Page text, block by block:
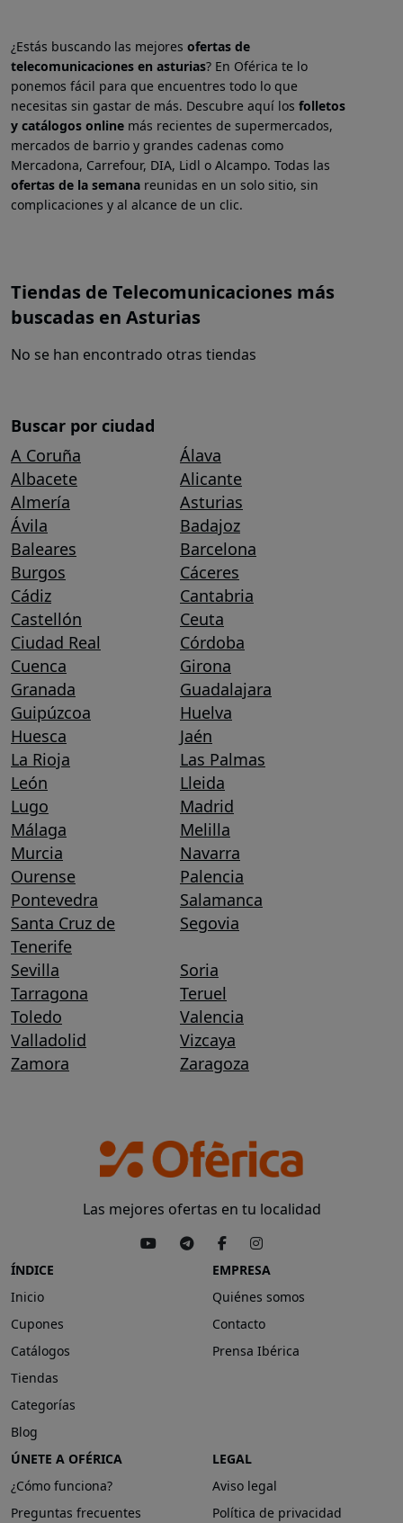
¿Estás buscando las mejores ofertas de
telecomunicaciones en asturias? En Oférica te lo
ponemos fácil para que encuentres todo lo que
necesitas sin gastar de más. Descubre aquí los folletos
y catálogos online más recientes de supermercados,
mercados de barrio y grandes cadenas como
Mercadona, Carrefour, DIA, Lidl o Alcampo. Todas las
ofertas de la semana reunidas en un solo sitio, sin
complicaciones y al alcance de un clic.
Tiendas de Telecomunicaciones más
buscadas en Asturias
No se han encontrado otras tiendas
Buscar por ciudad
A Coruña
Álava
Albacete
Alicante
Almería
Asturias
Ávila
Badajoz
Baleares
Barcelona
Burgos
Cáceres
Cádiz
Cantabria
Castellón
Ceuta
Ciudad Real
Córdoba
Cuenca
Girona
Granada
Guadalajara
Guipúzcoa
Huelva
Huesca
Jaén
La Rioja
Las Palmas
León
Lleida
Lugo
Madrid
Málaga
Melilla
Murcia
Navarra
Ourense
Palencia
Pontevedra
Salamanca
Santa Cruz de
Tenerife
Segovia
Sevilla
Soria
Tarragona
Teruel
Toledo
Valencia
Valladolid
Vizcaya
Zamora
Zaragoza
Las mejores ofertas en tu localidad
ÍNDICE
Inicio
Cupones
Catálogos
Tiendas
Categorías
Blog
EMPRESA
Quiénes somos
Contacto
Prensa Ibérica
ÚNETE A OFÉRICA
¿Cómo funciona?
Preguntas frecuentes
LEGAL
Aviso legal
Política de privacidad